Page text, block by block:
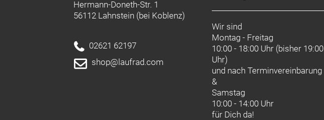
Hermann-Doneth-Str. 1
56112 Lahnstein (bei Koblenz)
02621 62197
shop@laufrad.com
Wir sind
Montag - Freitag
10:00 - 18:00 Uhr (bisher 19:00
Uhr)
und nachTerminvereinbarung
&
Samstag
10:00 - 14:00 Uhr
für Dich da!